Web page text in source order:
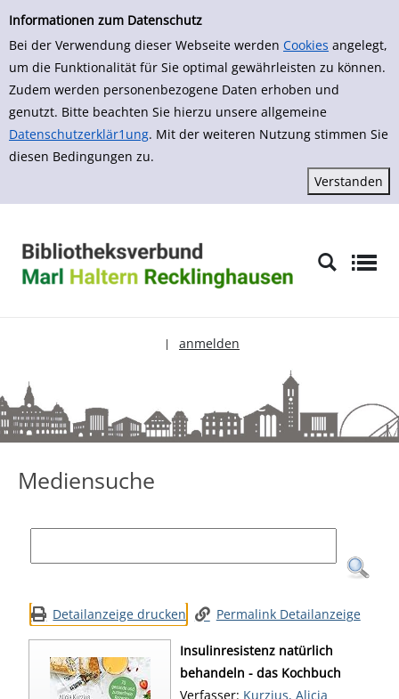
Informationen zum Datenschutz
Bei der Verwendung dieser Webseite werden Cookies angelegt,
um die Funktionalität für Sie optimal gewährleisten zu können.
Zudem werden personenbezogene Daten erhoben und
genutzt. Bitte beachten Sie hierzu unsere allgemeine
Datenschutzerklär1ung. Mit der weiteren Nutzung stimmen Sie
diesen Bedingungen zu.
zur Navigation springen
zum Inhalt springen
Zur Detailanzeige springen
| anmelden
Mediensuche
Mediensuche
Detailanzeige drucken Permalink Detailanzeige
Insulinresistenz natürlich
behandeln - das Kochbuch
Verfasser: Suche nach diesem
Kurzius, Alicja